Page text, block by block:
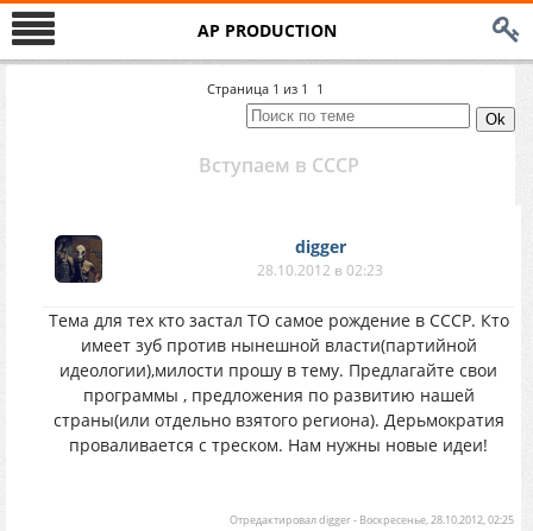
AP PRODUCTION
Страница 1 из 1 1
Вступаем в СССР
digger
28.10.2012 в 02:23
Тема для тех кто застал ТО самое рождение в СССР. Кто
имеет зуб против нынешной власти(партийной
идеологии),милости прошу в тему. Предлагайте свои
программы , предложения по развитию нашей
страны(или отдельно взятого региона). Дерьмократия
проваливается с треском. Нам нужны новые идеи!
Отредактировалdigger- Воскресенье, 28.10.2012, 02:25